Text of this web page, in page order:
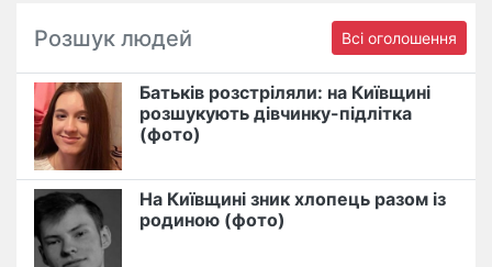
Розшук людей Всі оголошення
Батьків розстріляли: на Київщині
розшукують дівчинку-підлітка
(фото)
На Київщині зник хлопець разом із
родиною (фото)